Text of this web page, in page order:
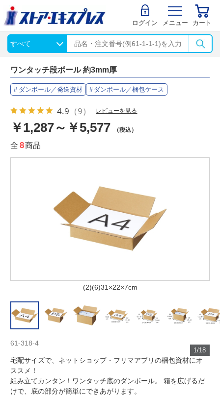
ログイン メニュー カート
ワンタッチ段ボール 約3mm厚
ダンボール／発送資材 ダンボール／梱包ケース
4.9 （9） レビューを見る
￥1,287～￥5,577 （税込）
全 8商品
(2)(6)31×22×7cm
1/18
61-318-4
宅配サイズで、ネットショップ・フリマアプリの梱包資材にオ
ススメ！
組み立てカンタン！ワンタッチ底のダンボール。 箱を広げるだ
けで、底の部分が簡単にできあがります。